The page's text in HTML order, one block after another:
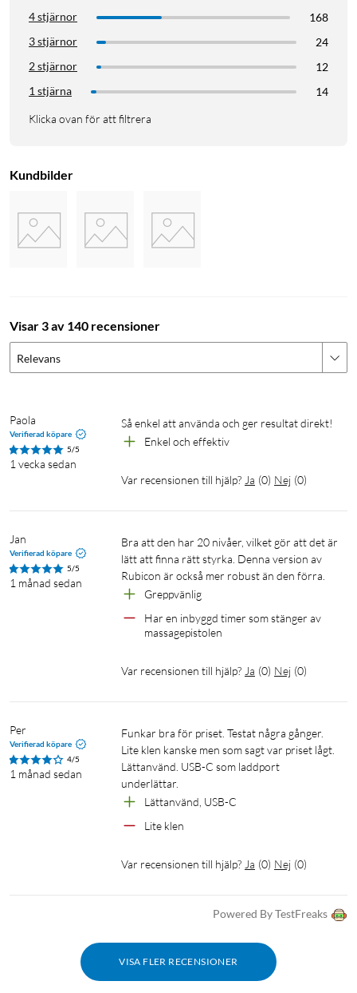
4 stjärnor
168
3 stjärnor
24
2 stjärnor
12
1 stjärna
14
Klicka ovan för att filtrera
Kundbilder
Visar 3 av 140 recensioner
Relevans
Paola
Verifierad köpare
5/5
1 vecka sedan
Så enkel att använda och ger resultat direkt!
Enkel och effektiv
Var recensionen till hjälp? Ja (0) Nej (0)
Jan
Verifierad köpare
5/5
1 månad sedan
Bra att den har 20 nivåer, vilket gör att det är
lätt att finna rätt styrka. Denna version av
Rubicon är också mer robust än den förra.
Greppvänlig
Har en inbyggd timer som stänger av
massagepistolen
Var recensionen till hjälp? Ja (0) Nej (0)
Per
Verifierad köpare
4/5
1 månad sedan
Funkar bra för priset. Testat några gånger.
Lite klen kanske men som sagt var priset lågt.
Lättanvänd. USB-C som laddport
underlättar.
Lättanvänd, USB-C
Lite klen
Var recensionen till hjälp? Ja (0) Nej (0)
Powered By TestFreaks
VISA FLER RECENSIONER